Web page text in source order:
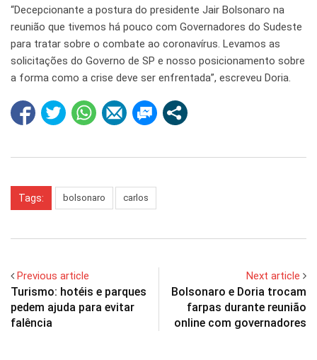
“Decepcionante a postura do presidente Jair Bolsonaro na
reunião que tivemos há pouco com Governadores do Sudeste
para tratar sobre o combate ao coronavírus. Levamos as
solicitações do Governo de SP e nosso posicionamento sobre
a forma como a crise deve ser enfrentada”, escreveu Doria.
Tags: bolsonaro carlos
Previous article
Turismo: hotéis e parques
pedem ajuda para evitar
falência
Next article
Bolsonaro e Doria trocam
farpas durante reunião
online com governadores